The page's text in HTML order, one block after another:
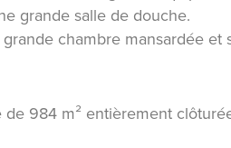
grande salle de douche.
chambre mansardée
984 m² entièrement